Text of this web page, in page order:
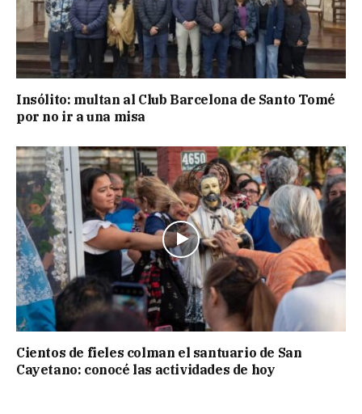
Insólito: multan al Club Barcelona de Santo Tomé
por no ir a una misa
Cientos de fieles colman el santuario de San
Cayetano: conocé las actividades de hoy